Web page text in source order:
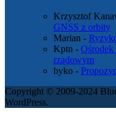
Krzysztof
GNSS z orbity
Marian -
Kptn - Ośrodek
rządowym
byko -
Copyright © 2009-2024
WordPress.